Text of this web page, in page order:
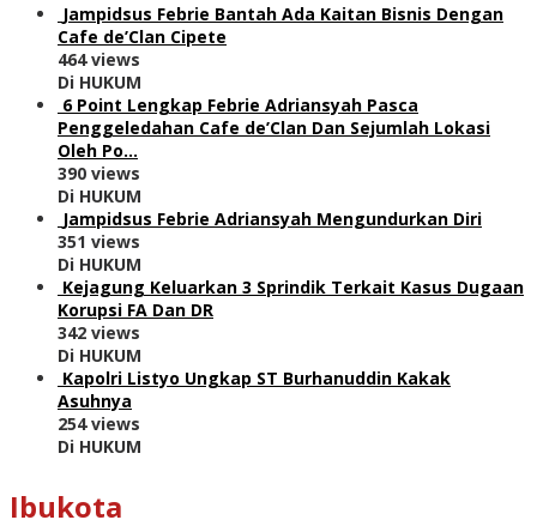
Jampidsus Febrie Bantah Ada Kaitan Bisnis Dengan
Cafe de’Clan Cipete
464 views
Di HUKUM
6 Point Lengkap Febrie Adriansyah Pasca
Penggeledahan Cafe de’Clan Dan Sejumlah Lokasi
Oleh Po…
390 views
Di HUKUM
Jampidsus Febrie Adriansyah Mengundurkan Diri
351 views
Di HUKUM
Kejagung Keluarkan 3 Sprindik Terkait Kasus Dugaan
Korupsi FA Dan DR
342 views
Di HUKUM
Kapolri Listyo Ungkap ST Burhanuddin Kakak
Asuhnya
254 views
Di HUKUM
Ibukota